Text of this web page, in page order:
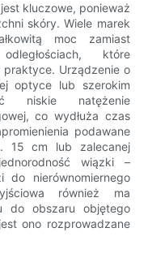
kluczowe, ponieważ
skóry. Wiele marek
moc zamiast
które
Urządzenie o
optyce lub szerokim
niskie natężenie
co wydłuża czas
podawane
15 cm lub zalecanej
wiązki –
do nierównomiernego
również ma
do obszaru objętego
ono rozprowadzane